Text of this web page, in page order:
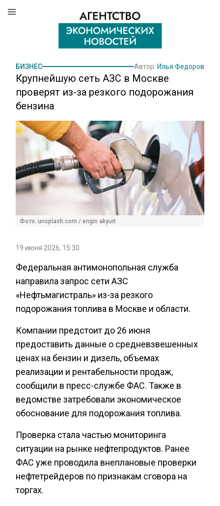
БИЗНЕС Автор: Илья Федоров
Крупнейшую сеть АЗС в Москве
проверят из-за резкого подорожания
бензина
Фото: unsplash.com / engin akyurt
19 июня 2026, 15:30
Федеральная антимонопольная служба
направила запрос сети АЗС
«Нефтьмагистраль» из-за резкого
подорожания топлива в Москве и области.
Компании предстоит до 26 июня
предоставить данные о средневзвешенных
ценах на бензин и дизель, объемах
реализации и рентабельности продаж,
сообщили в пресс-службе ФАС. Также в
ведомстве затребовали экономическое
обоснование для подорожания топлива.
Проверка стала частью мониторинга
ситуации на рынке нефтепродуктов. Ранее
ФАС уже проводила внеплановые проверки
нефтетрейдеров по признакам сговора на
торгах.